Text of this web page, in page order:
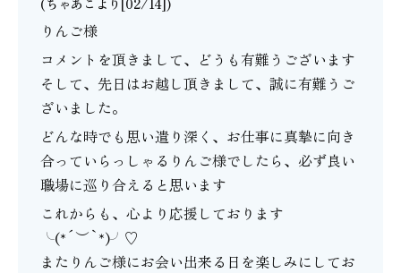
(ちゃあこ より[02/14])
りんご様
コメントを頂きまして、どうも有難うございます
そして、先日はお越し頂きまして、誠に有難うご
ざいました。
どんな時でも思い遣り深く、お仕事に真摯に向き
合っていらっしゃるりんご様でしたら、必ず良い
職場に巡り合えると思います
これからも、心より応援しております
╰(*´︶`*)╯♡
またりんご様にお会い出来る日を楽しみにしてお